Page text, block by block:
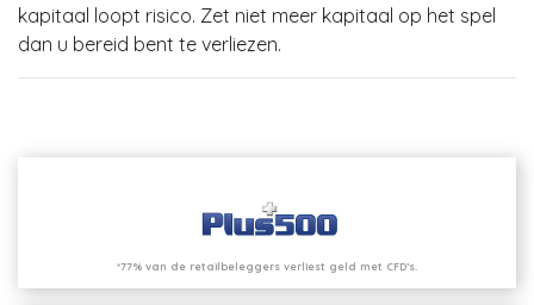
kapitaal loopt risico. Zet niet meer kapitaal op het spel
dan u bereid bent te verliezen.
*77% van de retailbeleggers verliest geld met CFD’s.